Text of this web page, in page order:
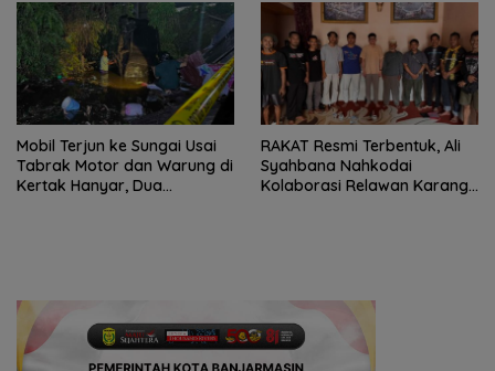
Mobil Terjun ke Sungai Usai
Tabrak Motor dan Warung di
Kertak Hanyar, Dua
RAKAT Resmi Terbentuk, Ali
Syahbana Nahkodai
Kolaborasi Relawan Karang